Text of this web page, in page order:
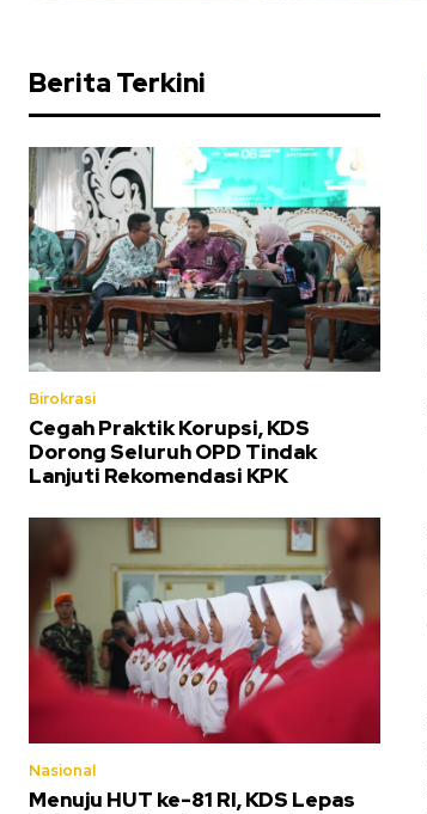
Berita Terkini
Birokrasi
Cegah Praktik Korupsi, KDS
Dorong Seluruh OPD Tindak
Lanjuti Rekomendasi KPK
Nasional
Menuju HUT ke-81 RI, KDS Lepas